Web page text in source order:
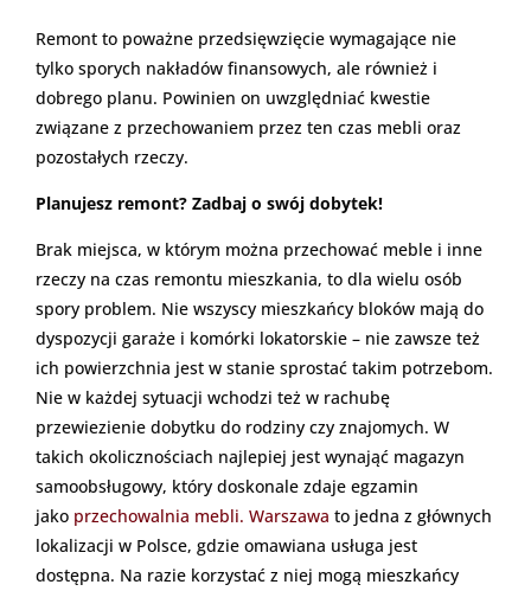
Remont to poważne przedsięwzięcie wymagające nie
tylko sporych nakładów finansowych, ale również i
dobrego planu. Powinien on uwzględniać kwestie
związane z przechowaniem przez ten czas mebli oraz
pozostałych rzeczy.
Planujesz remont? Zadbaj o swój dobytek!
Brak miejsca, w którym można przechować meble i inne
rzeczy na czas remontu mieszkania, to dla wielu osób
spory problem. Nie wszyscy mieszkańcy bloków mają do
dyspozycji garaże i komórki lokatorskie – nie zawsze też
ich powierzchnia jest w stanie sprostać takim potrzebom.
Nie w każdej sytuacji wchodzi też w rachubę
przewiezienie dobytku do rodziny czy znajomych. W
takich okolicznościach najlepiej jest wynająć magazyn
samoobsługowy, który doskonale zdaje egzamin
jako przechowalnia mebli. Warszawa to jedna z głównych
lokalizacji w Polsce, gdzie omawiana usługa jest
dostępna. Na razie korzystać z niej mogą mieszkańcy